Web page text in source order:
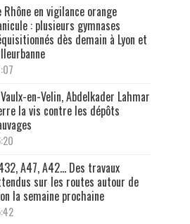
Rhône en vigilance orange
: plusieurs gymnases
dès demain à Lyon et
en-Velin, Abdelkader Lahmar
la vis contre les dépôts
A47, A42… Des travaux
sur les routes autour de
la semaine prochaine